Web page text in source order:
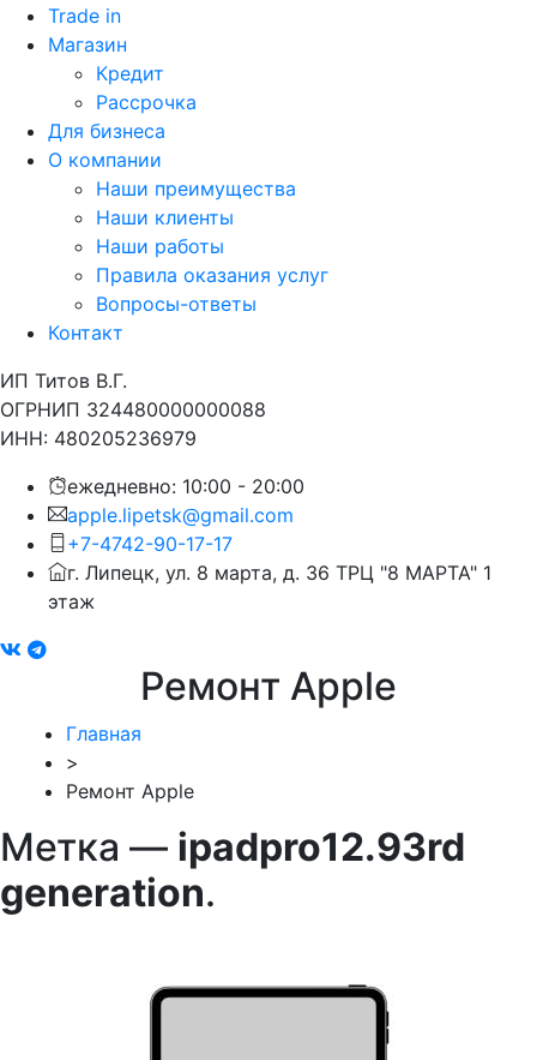
Trade in
Магазин
Кредит
Рассрочка
Для бизнеса
О компании
Наши преимущества
Наши клиенты
Наши работы
Правила оказания услуг
Вопросы-ответы
Контакт
ИП Титов В.Г.
ОГРНИП 324480000000088
ИНН: 480205236979
ежедневно: 10:00 - 20:00
apple.lipetsk@gmail.com
+7-4742-90-17-17
г. Липецк, ул. 8 марта, д. 36 ТРЦ "8 МАРТА" 1
этаж
Ремонт Apple
Главная
>
Ремонт Apple
Метка — ipadpro12.93rd
generation.